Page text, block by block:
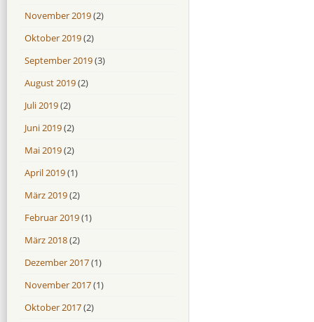
November 2019(2)
Oktober 2019(2)
September 2019(3)
August 2019(2)
Juli 2019(2)
Juni 2019(2)
Mai 2019(2)
April 2019(1)
März 2019(2)
Februar 2019(1)
März 2018(2)
Dezember 2017(1)
November 2017(1)
Oktober 2017(2)